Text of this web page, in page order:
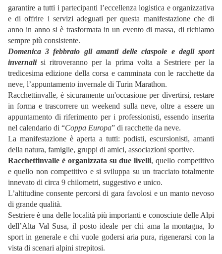
garantire a tutti i partecipanti l’eccellenza logistica e organizzativa
e di offrire i servizi adeguati per questa manifestazione che di
anno in anno si è trasformata in un evento di massa, di richiamo
sempre più consistente.
Domenica 3 febbraio gli amanti delle ciaspole e degli sport
invernalisi ritroveranno per la prima volta a Sestriere per la
tredicesima edizione della corsa e camminata con le racchette da
neve, l’appuntamento invernale di Turin Marathon.
Racchettinvalle, è sicuramente un'occasione per divertirsi, restare
in forma e trascorrere un weekend sulla neve, oltre a essere un
appuntamento di riferimento per i professionisti, essendo inserita
nel calendario di “Coppa Europa” di racchette da neve.
La manifestazione è aperta a tutti: podisti, escursionisti, amanti
della natura, famiglie, gruppi di amici, associazioni sportive.
Racchettinvalle è organizzata su due livelli, quello competitivo
e quello non competitivo e si sviluppa su un tracciato totalmente
innevato di circa 9 chilometri, suggestivo e unico.
L’altitudine consente percorsi di gara favolosi e un manto nevoso
di grande qualità.
Sestriere è una delle località più importanti e conosciute delle Alpi
dell’Alta Val Susa, il posto ideale per chi ama la montagna, lo
sport in generale e chi vuole godersi aria pura, rigenerarsi con la
vista di scenari alpini strepitosi.